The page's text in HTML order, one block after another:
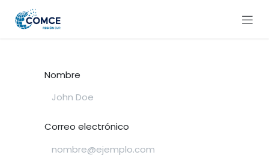
Nombre
Correo electrónico